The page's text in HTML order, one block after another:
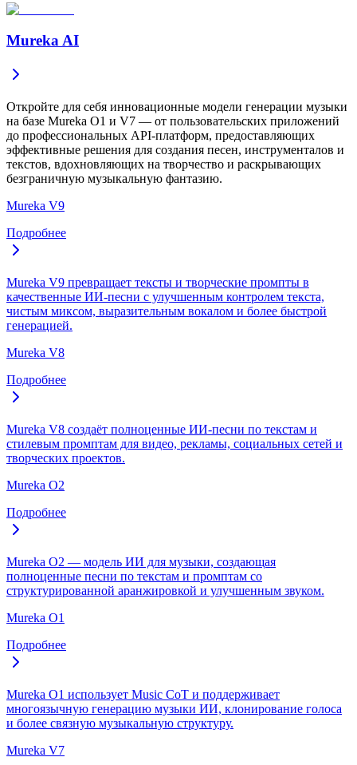
Mureka AI
Откройте для себя инновационные модели генерации музыки
на базе Mureka O1 и V7 — от пользовательских приложений
до профессиональных API-платформ, предоставляющих
эффективные решения для создания песен, инструменталов и
текстов, вдохновляющих на творчество и раскрывающих
безграничную музыкальную фантазию.
Mureka V9
Подробнее
Mureka V9 превращает тексты и творческие промпты в
качественные ИИ-песни с улучшенным контролем текста,
чистым миксом, выразительным вокалом и более быстрой
генерацией.
Mureka V8
Подробнее
Mureka V8 создаёт полноценные ИИ-песни по текстам и
стилевым промптам для видео, рекламы, социальных сетей и
творческих проектов.
Mureka O2
Подробнее
Mureka O2 — модель ИИ для музыки, создающая
полноценные песни по текстам и промптам со
структурированной аранжировкой и улучшенным звуком.
Mureka O1
Подробнее
Mureka O1 использует Music CoT и поддерживает
многоязычную генерацию музыки ИИ, клонирование голоса
и более связную музыкальную структуру.
Mureka V7